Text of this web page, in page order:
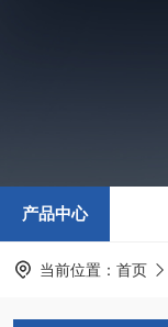
产品中心
当前位置： 首页